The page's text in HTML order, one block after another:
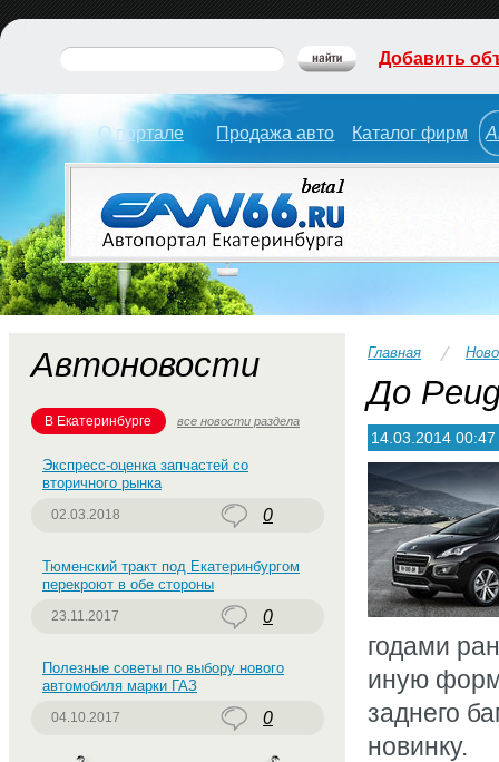
О портале Продажа авто Каталог фирм
Добавить
Главная
До
14.03.2014 00:47
годами
иную
заднего
новинку.
Автоновости
В Екатеринбурге все новости раздела
Экспресс-оценка запчастей со
вторичного рынка
02.03.2018 0
Тюменский тракт под Екатеринбургом
перекроют в обе стороны
23.11.2017 0
Полезные советы по выбору нового
автомобиля марки ГАЗ
04.10.2017 0